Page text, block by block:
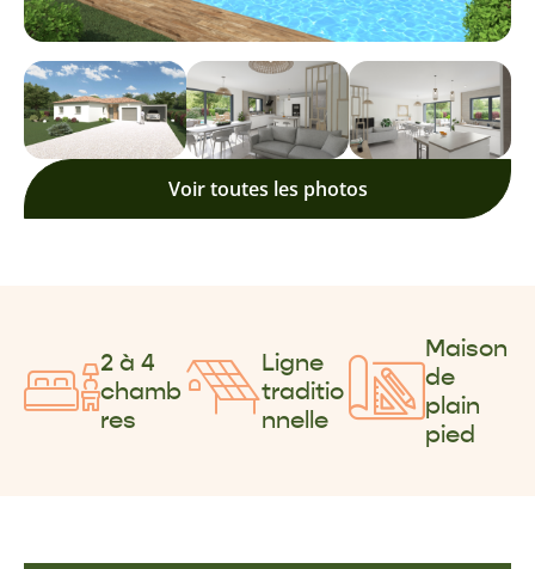
Voir toutes les photos
2 à 4
chamb
res
Ligne
traditio
nnelle
Maison
de
plain
pied